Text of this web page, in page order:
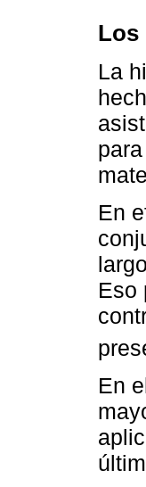
Los
La
En
Eso
En